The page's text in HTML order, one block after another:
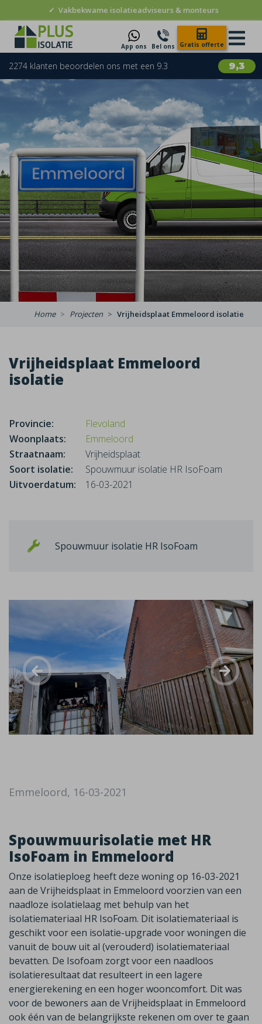
✓ Vakbekwame isolatieadviseurs & monteurs
App ons Bel ons Gratis offerte
9,3
2274 klanten beoordelen ons met een 9.3
Home Projecten Vrijheidsplaat Emmeloord isolatie
Vrijheidsplaat Emmeloord
isolatie
Provincie:
Flevoland
Woonplaats:
Emmeloord
Straatnaam:
Vrijheidsplaat
Soort isolatie:
Spouwmuur isolatie HR IsoFoam
Uitvoerdatum:
16-03-2021
Spouwmuur isolatie HR IsoFoam
Emmeloord, 16-03-2021
Spouwmuurisolatie met HR
IsoFoam in Emmeloord
Onze isolatieploeg heeft deze woning op 16-03-2021
aan de Vrijheidsplaat in Emmeloord voorzien van een
naadloze isolatielaag met behulp van het
isolatiemateriaal HR IsoFoam. Dit isolatiemateriaal is
geschikt voor een isolatie-upgrade voor woningen die
vanuit de bouw uit al (verouderd) isolatiemateriaal
bevatten. De Isofoam zorgt voor een naadloos
isolatieresultaat dat resulteert in een lagere
energierekening en een hoger wooncomfort. Dit was
voor de bewoners aan de Vrijheidsplaat in Emmeloord
ook één van de belangrijkste rekenen om over te gaan